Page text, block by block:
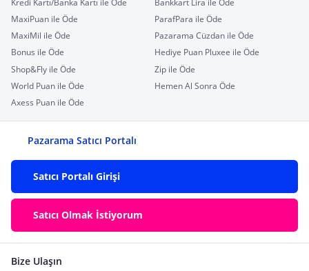
MaxiPuan ile Öde
ParafPara ile Öde
MaxiMil ile Öde
Pazarama Cüzdan ile Öde
Bonus ile Öde
Hediye Puan Pluxee ile Öde
Shop&Fly ile Öde
Zip ile Öde
World Puan ile Öde
Hemen Al Sonra Öde
Axess Puan ile Öde
Pazarama Satıcı Portalı
Satıcı Portalı Girişi
Satıcı Olmak İstiyorum
Bize Ulaşın